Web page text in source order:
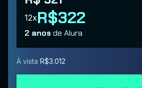
12xR$322
2 anosde Alura
À vista R$3.012